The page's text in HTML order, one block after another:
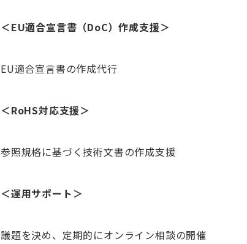
＜EU適合宣言書（DoC）作成支援＞
EU適合宣言書の作成代行
＜RoHS対応支援＞
参照規格に基づく技術文書の作成支援
＜運用サポート＞
議題を決め、定期的にオンライン相談の開催